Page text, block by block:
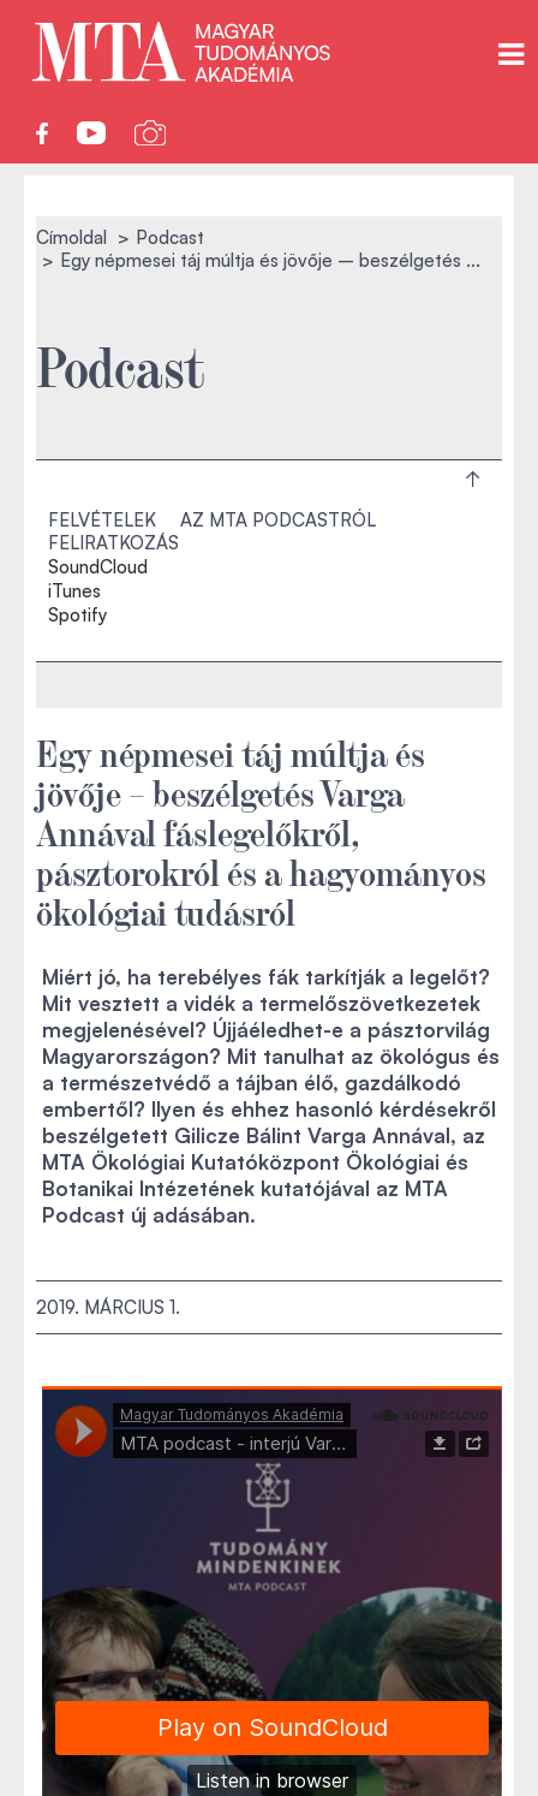
Címoldal
Podcast
Egy népmesei táj múltja és jövője – beszélgetés ...
Podcast
FELVÉTELEK
AZ MTA PODCASTRÓL
FELIRATKOZÁS
SoundCloud
iTunes
Spotify
Egy népmesei táj múltja és
jövője – beszélgetés Varga
Annával fáslegelőkről,
pásztorokról és a hagyományos
ökológiai tudásról
Miért jó, ha terebélyes fák tarkítják a legelőt?
Mit vesztett a vidék a termelőszövetkezetek
megjelenésével? Újjáéledhet-e a pásztorvilág
Magyarországon? Mit tanulhat az ökológus és
a természetvédő a tájban élő, gazdálkodó
embertől? Ilyen és ehhez hasonló kérdésekről
beszélgetett Gilicze Bálint Varga Annával, az
MTA Ökológiai Kutatóközpont Ökológiai és
Botanikai Intézetének kutatójával az MTA
Podcast új adásában.
2019. MÁRCIUS 1.